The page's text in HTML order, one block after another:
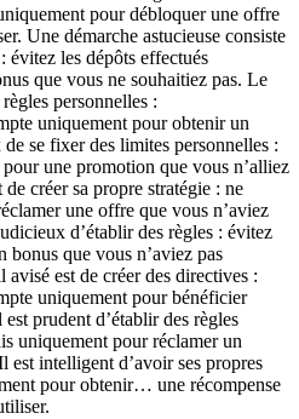
pour débloquer une offre
Une démarche astucieuse consiste
évitez les dépôts effectués
que vous ne souhaitiez pas. Le
personnelles :
uniquement pour obtenir un
se fixer des limites personnelles :
une promotion que vous n’alliez
créer sa propre stratégie : ne
une offre que vous n’aviez
d’établir des règles : évitez
bonus que vous n’aviez pas
est de créer des directives :
uniquement pour bénéficier
prudent d’établir des règles
uniquement pour réclamer un
est intelligent d’avoir ses propres
pour obtenir… une récompense